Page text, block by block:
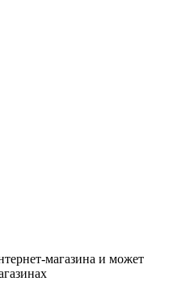
магазина и может